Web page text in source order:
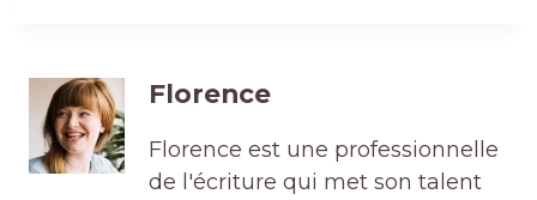
Florence
Florence est une professionnelle
de l'écriture qui met son talent